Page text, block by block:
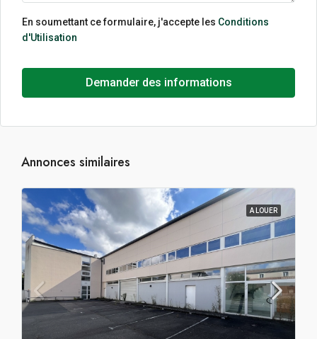
En soumettant ce formulaire, j'accepte les Conditions
d'Utilisation
Demander des informations
Annonces similaires
A LOUER